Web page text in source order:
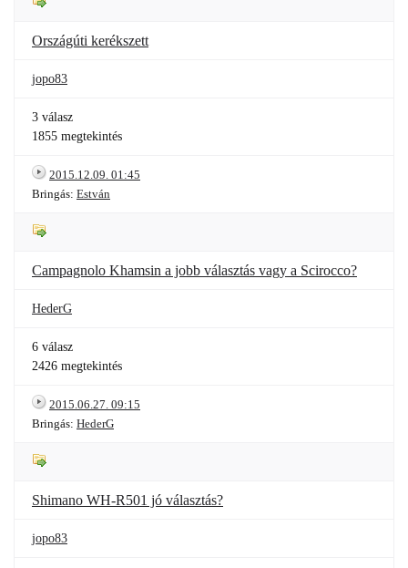
Országúti kerékszett
jopo83
3 válasz
1855 megtekintés
2015.12.09. 01:45
Bringás: Estván
Campagnolo Khamsin a jobb választás vagy a Scirocco?
HederG
6 válasz
2426 megtekintés
2015.06.27. 09:15
Bringás: HederG
Shimano WH-R501 jó választás?
jopo83